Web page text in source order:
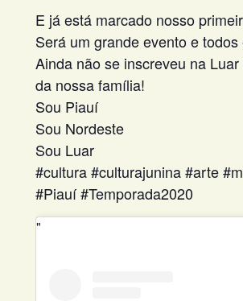
E já está marcado nosso
Será um grande evento e
Ainda não se inscreveu na
da nossa família!
Sou Piauí
Sou Nordeste
Sou Luar
#cultura #culturajunina #arte
#Piauí #Temporada2020